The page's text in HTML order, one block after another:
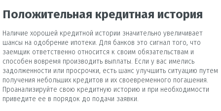
Положительная кредитная история
Наличие хорошей кредитной истории значительно увеличивает
шансы на одобрение ипотеки. Для банков это сигнал того, что
заемщик ответственно относится к своим обязательствам и
способен вовремя производить выплаты. Если у вас имелись
задолженности или просрочки, есть шанс улучшить ситуацию путем
получения небольших кредитов и их своевременного погашения.
Проанализируйте свою кредитную историю и при необходимости
приведите ее в порядок до подачи заявки.